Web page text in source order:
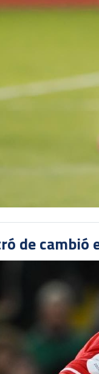
de cambió